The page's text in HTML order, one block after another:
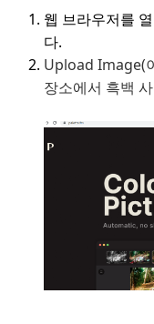
웹 브라우저를
다.
Upload Image(
장소에서 흑백